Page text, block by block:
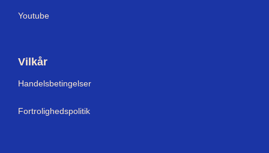
Youtube
Vilkår
Handelsbetingelser
Fortrolighedspolitik